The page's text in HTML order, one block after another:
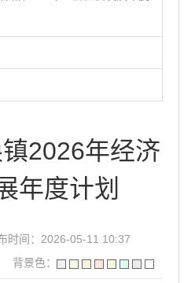
2026年经济
年度计划
时间：2026-05-11 10:37
背景色：